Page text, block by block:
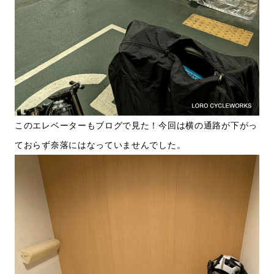
このエレベーターもブログで見た！今回は横の通路が下がっ
ておらず奈落にはなっていませんでした。